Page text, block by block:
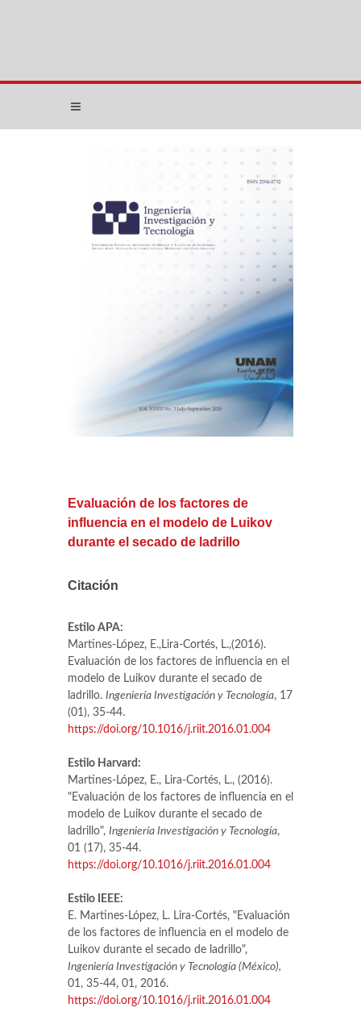
Evaluación de los factores de
influencia en el modelo de Luikov
durante el secado de ladrillo
Citación
Estilo APA:
Martines-López, E.,Lira-Cortés, L.,(2016).
Evaluación de los factores de influencia en el
modelo de Luikov durante el secado de
ladrillo. Ingeniería Investigación y Tecnología, 17
(01), 35-44.
https://doi.org/10.1016/j.riit.2016.01.004
Estilo Harvard:
Martines-López, E., Lira-Cortés, L., (2016).
"Evaluación de los factores de influencia en el
modelo de Luikov durante el secado de
ladrillo", Ingeniería Investigación y Tecnología,
01 (17), 35-44.
https://doi.org/10.1016/j.riit.2016.01.004
Estilo IEEE:
E. Martines-López, L. Lira-Cortés, "Evaluación
de los factores de influencia en el modelo de
Luikov durante el secado de ladrillo",
Ingeniería Investigación y Tecnología (México),
01, 35-44, 01, 2016.
https://doi.org/10.1016/j.riit.2016.01.004